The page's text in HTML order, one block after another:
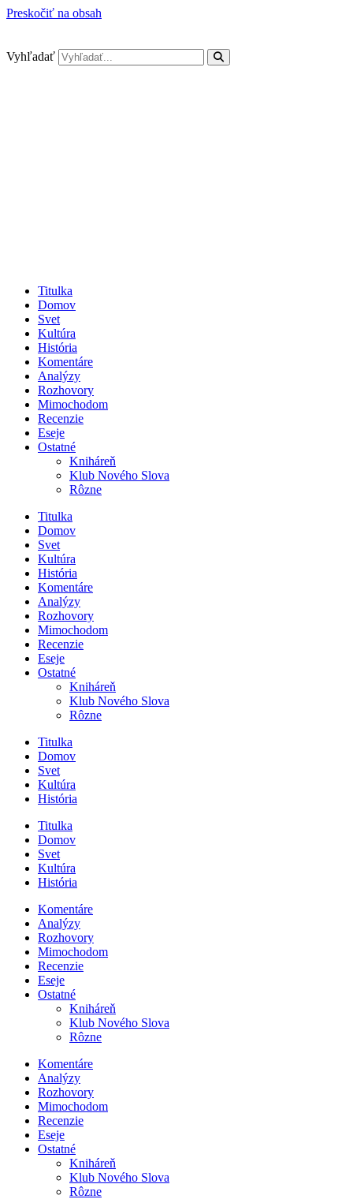
Preskočiť na obsah
Vyhľadať
Titulka
Domov
Svet
Kultúra
História
Komentáre
Analýzy
Rozhovory
Mimochodom
Recenzie
Eseje
Ostatné
Kniháreň
Klub Nového Slova
Rôzne
Titulka
Domov
Svet
Kultúra
História
Komentáre
Analýzy
Rozhovory
Mimochodom
Recenzie
Eseje
Ostatné
Kniháreň
Klub Nového Slova
Rôzne
Titulka
Domov
Svet
Kultúra
História
Titulka
Domov
Svet
Kultúra
História
Komentáre
Analýzy
Rozhovory
Mimochodom
Recenzie
Eseje
Ostatné
Kniháreň
Klub Nového Slova
Rôzne
Komentáre
Analýzy
Rozhovory
Mimochodom
Recenzie
Eseje
Ostatné
Kniháreň
Klub Nového Slova
Rôzne